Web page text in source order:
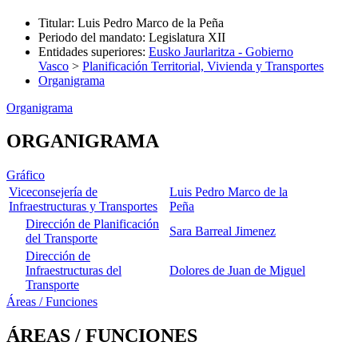
Titular: Luis Pedro Marco de la Peña
Periodo del mandato: Legislatura XII
Entidades superiores: Eusko Jaurlaritza - Gobierno
Vasco > Planificación Territorial, Vivienda y Transportes
Organigrama
Organigrama
ORGANIGRAMA
Gráfico
Viceconsejería de
Infraestructuras y Transportes
Luis Pedro Marco de la
Peña
Dirección de Planificación
del Transporte
Sara Barreal Jimenez
Dirección de
Infraestructuras del
Transporte
Dolores de Juan de Miguel
Áreas / Funciones
ÁREAS / FUNCIONES